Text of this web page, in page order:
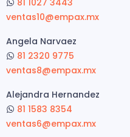
81 1027 3443
ventas10@empax.mx
Angela Narvaez
81 2320 9775
ventas8@empax.mx
Alejandra Hernandez
81 1583 8354
ventas6@empax.mx